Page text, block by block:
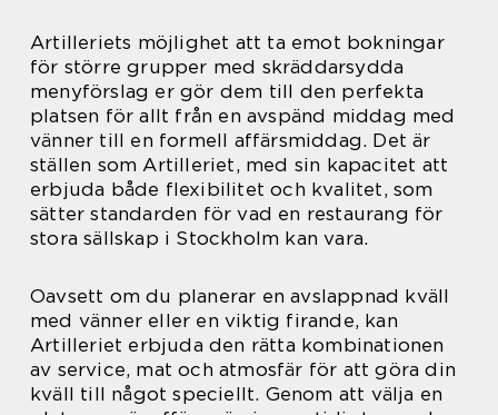
Artilleriets möjlighet att ta emot bokningar
för större grupper med skräddarsydda
menyförslag er gör dem till den perfekta
platsen för allt från en avspänd middag med
vänner till en formell affärsmiddag. Det är
ställen som Artilleriet, med sin kapacitet att
erbjuda både flexibilitet och kvalitet, som
sätter standarden för vad en restaurang för
stora sällskap i Stockholm kan vara.
Oavsett om du planerar en avslappnad kväll
med vänner eller en viktig firande, kan
Artilleriet erbjuda den rätta kombinationen
av service, mat och atmosfär för att göra din
kväll till något speciellt. Genom att välja en